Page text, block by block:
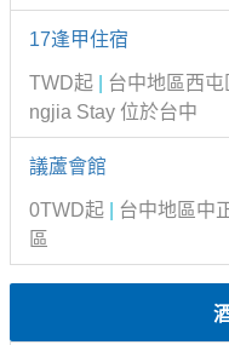
17逢甲住宿
TWD起
台中地區西
ngjia Stay 位於台中
議蘆會館
0TWD起
台中地區中
區